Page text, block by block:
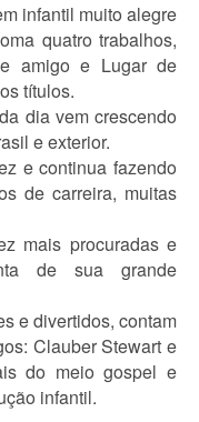
infantil muito alegre
quatro trabalhos,
amigo e Lugar de
títulos.
dia vem crescendo
e exterior.
e continua fazendo
de carreira, muitas
mais procuradas e
de sua grande
e divertidos, contam
Clauber Stewart e
do meio gospel e
infantil.